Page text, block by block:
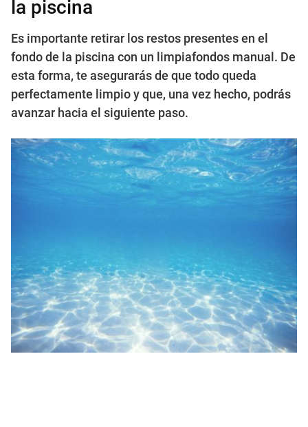
la piscina
Es importante retirar los restos presentes en el
fondo de la piscina con un limpiafondos manual. De
esta forma, te asegurarás de que todo queda
perfectamente limpio y que, una vez hecho, podrás
avanzar hacia el siguiente paso.